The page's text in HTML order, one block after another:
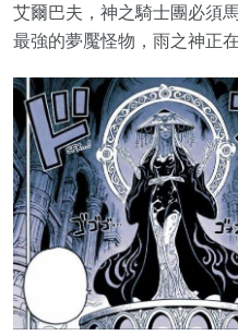
艾爾巴夫，神之騎士團必須
最強的夢魘怪物，雨之神正